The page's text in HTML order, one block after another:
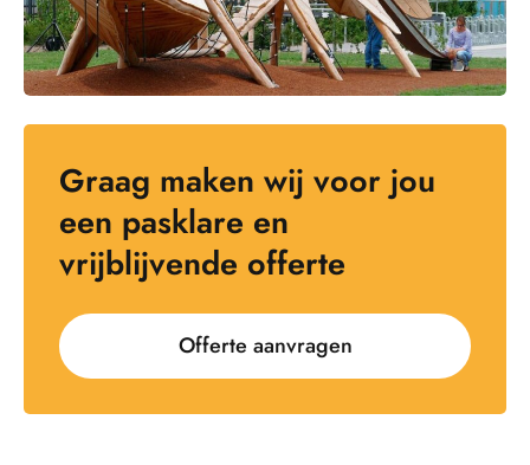
Graag maken wij voor jou
een pasklare en
vrijblijvende offerte
Offerte aanvragen